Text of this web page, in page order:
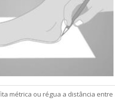
métrica ou régua a distância